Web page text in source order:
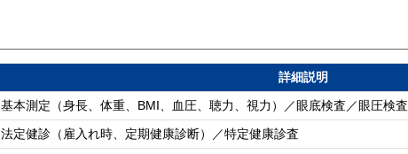
詳細説明
基本測定（身長、体重、BMI、血圧、聴力、視力）／眼底検査／眼圧検査
法定健診（雇入れ時、定期健康診断）／特定健康診査